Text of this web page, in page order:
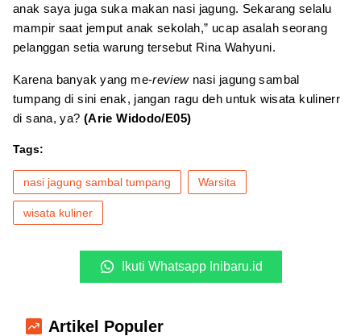
anak saya juga suka makan nasi jagung. Sekarang selalu
mampir saat jemput anak sekolah,” ucap asalah seorang
pelanggan setia warung tersebut Rina Wahyuni.
Karena banyak yang me-reviewnasi jagung sambal
tumpang di sini enak, jangan ragu deh untuk wisata kulinerr
di sana, ya? (Arie Widodo/E05)
Tags:
nasi jagung sambal tumpang Warsita
wisata kuliner
Ikuti Whatsapp Inibaru.id
Artikel Populer